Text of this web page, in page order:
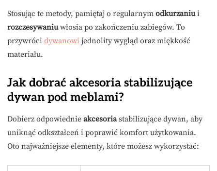
Stosując te metody, pamiętaj o regularnym odkurzaniui
rozczesywaniuwłosia po zakończeniu zabiegów. To
przywróci dywanowi jednolity wygląd oraz miękkość
materiału.
Jak dobrać akcesoria stabilizujące
dywan pod meblami?
Dobierz odpowiednie akcesoriastabilizujące dywan, aby
uniknąć odkształceń i poprawić komfort użytkowania.
Oto najważniejsze elementy, które możesz wykorzystać: